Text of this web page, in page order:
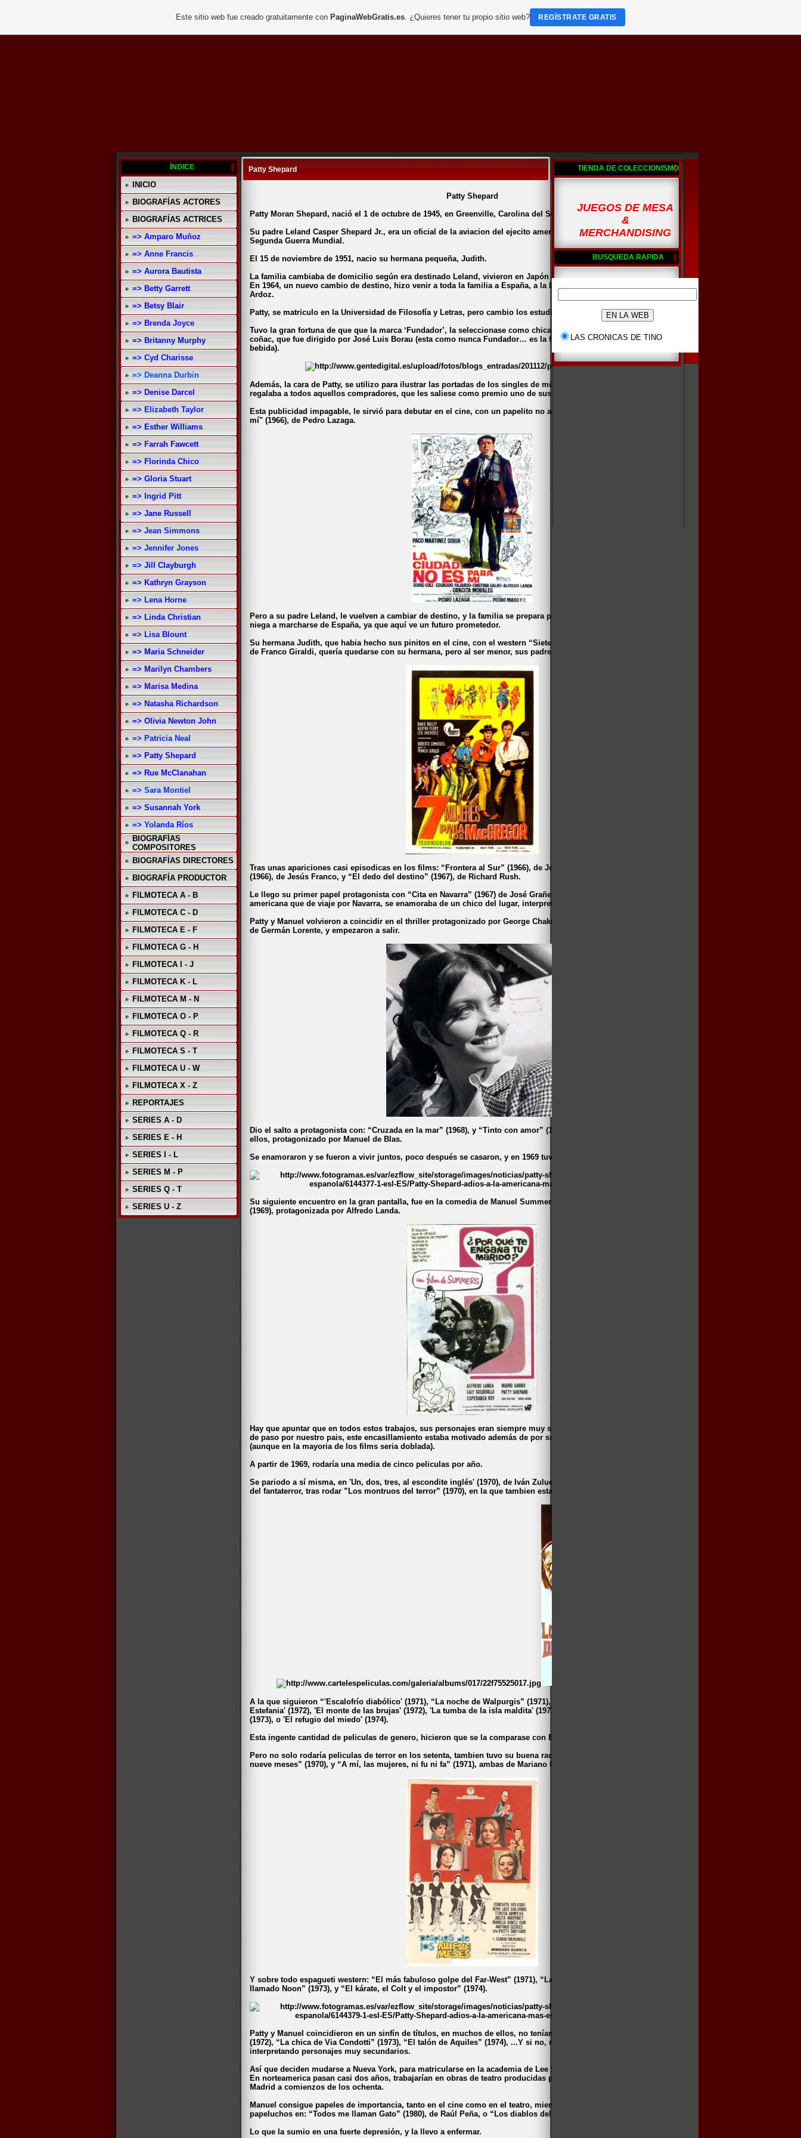
ÍNDICE
INICIO
BIOGRAFÍAS ACTORES
BIOGRAFÍAS ACTRICES
=> Amparo Muñoz
=> Anne Francis
=> Aurora Bautista
=> Betty Garrett
=> Betsy Blair
=> Brenda Joyce
=> Britanny Murphy
=> Cyd Charisse
=> Deanna Durbin
=> Denise Darcel
=> Elizabeth Taylor
=> Esther Williams
=> Farrah Fawcett
=> Florinda Chico
=> Gloria Stuart
=> Ingrid Pitt
=> Jane Russell
=> Jean Simmons
=> Jennifer Jones
=> Jill Clayburgh
=> Kathryn Grayson
=> Lena Horne
=> Linda Christian
=> Lisa Blount
=> Maria Schneider
=> Marilyn Chambers
=> Marisa Medina
=> Natasha Richardson
=> Olivia Newton John
=> Patricia Neal
=> Patty Shepard
=> Rue McClanahan
=> Sara Montiel
=> Susannah York
=> Yolanda Ríos
BIOGRAFÍAS
COMPOSITORES
BIOGRAFÍAS DIRECTORES
BIOGRAFÍA PRODUCTOR
FILMOTECA A - B
FILMOTECA C - D
FILMOTECA E - F
FILMOTECA G - H
FILMOTECA I - J
FILMOTECA K - L
FILMOTECA M - N
FILMOTECA O - P
FILMOTECA Q - R
FILMOTECA S - T
FILMOTECA U - W
FILMOTECA X - Z
REPORTAJES
SERIES A - D
SERIES E - H
SERIES I - L
SERIES M - P
SERIES Q - T
SERIES U - Z
Patty Shepard
Patty Shepard
Patty Moran Shepard, nació el 1 de octubre de 1945, en Greenville, Carolina del Sur, USA.
Su padre Leland Casper Shepard Jr., era un oficial de la aviacion del ejecito americano, que habia participado en la
Segunda Guerra Mundial.
El 15 de noviembre de 1951, nacio su hermana pequeña, Judith.
La familia cambiaba de domicilio según era destinado Leland, vivieron en Japón e Inglaterra.
En 1964, un nuevo cambio de destino, hizo venir a toda la familia a España, a la base estadounidense de Torrejón de
Ardoz.
Patty, se matriculo en la Universidad de Filosofía y Letras, pero cambio los estudios por la carrera de modelo.
Tuvo la gran fortuna de que que la marca ‘Fundador’, la seleccionase como chica para un anuncio televisivo de su
coñac, que fue dirigido por José Luis Borau (esta como nunca Fundador… es la frase comercial mas famosa de la
bebida).
Además, la cara de Patty, se utilizo para ilustrar las portadas de los singles de música, que la misma casa Fundador,
regalaba a todos aquellos compradores, que les saliese como premio uno de sus discos, en los tapones del coñac.
Esta publicidad impagable, le sirvió para debutar en el cine, con un papelito no acreditado en "La ciudad no es para
mí" (1966), de Pedro Lazaga.
Pero a su padre Leland, le vuelven a cambiar de destino, y la familia se prepara para una nueva mudanza, Patty se
niega a marcharse de España, ya que aquí ve un futuro prometedor.
Su hermana Judith, que habia hecho sus pinitos en el cine, con el western “Siete mujeres para los Mac Gregor" (1967),
de Franco Giraldi, quería quedarse con su hermana, pero al ser menor, sus padres no la dejaron.
Tras unas apariciones casi episodicas en los films: “Frontera al Sur” (1966), de José Luis Merino, “Lucky el intrépido”
(1966), de Jesús Franco, y “El dedo del destino” (1967), de Richard Rush.
Le llego su primer papel protagonista con “Cita en Navarra” (1967) de José Grañena, donde interpretaba a una turista
americana que de viaje por Navarra, se enamoraba de un chico del lugar, interpretado por Manuel de Blas.
Patty y Manuel volvieron a coincidir en el thriller protagonizado por George Chakiris, “Sharon vestida de rojo” (1968),
de Germán Lorente, y empezaron a salir.
Dio el salto a protagonista con: “Cruzada en la mar” (1968), y “Tinto con amor” (1968), films romanticos, el primero de
ellos, protagonizado por Manuel de Blas.
Se enamoraron y se fueron a vivir juntos, poco después se casaron, y en 1969 tuvieron un hijo, David.
Su siguiente encuentro en la gran pantalla, fue en la comedia de Manuel Summers, ¿Por qué te engaña tu marido?
(1969), protagonizada por Alfredo Landa.
Hay que apuntar que en todos estos trabajos, sus personajes eran siempre muy similares, de extranjera que vive, o esta
de paso por nuestro pais, este encasillamiento estaba motivado además de por su físico, por su fuerte acento yanqui
(aunque en la mayoria de los films seria doblada).
A partir de 1969, rodaría una media de cinco peliculas por año.
Se pariodo a sí misma, en 'Un, dos, tres, al escondite inglés' (1970), de Iván Zulueta, antes de convertirse en una musa
del fantaterror, tras rodar ”Los montruos del terror” (1970), en la que tambien estaba su esposo.
A la que siguieron “'Escalofrío diabólico' (1971), “La noche de Walpurgis” (1971), 'Sumario sangriento de la pequeña
Estefania' (1972), 'El monte de las brujas' (1972), 'La tumba de la isla maldita' (1973), “El asesino está entre los trece”
(1973), o 'El refugio del miedo' (1974).
Esta ingente cantidad de peliculas de genero, hicieron que se la comparase con Barbara Steele.
Pero no solo rodaría peliculas de terror en los setenta, tambien tuvo su buena racha de films comicos: “Después de los
nueve meses” (1970), y “A mí, las mujeres, ni fu ni fa” (1971), ambas de Mariano Ozores.
Y sobre todo espagueti western: “El más fabuloso golpe del Far-West” (1971), “Las petroleras” (1971), “Un hombre
llamado Noon” (1973), y “El kárate, el Colt y el impostor” (1974).
Patty y Manuel coincidieron en un sinfín de títulos, en muchos de ellos, no tenían escenas conjuntas: “Timanfaya”
(1972), “La chica de Via Condotti” (1973), “El talón de Aquiles” (1974), ...Y si no, nos enfadamos (1974), pero seguian
interpretando personajes muy secundarios.
Así que deciden mudarse a Nueva York, para matricularse en la academia de Lee Strasberg.
En norteamerica pasan casi dos años, trabajarían en obras de teatro producidas por la propia escuela, y vuelven a
Madrid a comienzos de los ochenta.
Manuel consigue papeles de importancia, tanto en el cine como en el teatro, mientras que a Patty solo le ofrecen
papeluchos en: “Todos me llaman Gato” (1980), de Raúl Peña, o “Los diablos del mar” (1982), de Juan Piquer Simón.
Lo que la sumio en una fuerte depresión, y la llevo a enfermar.
TIENDA DE COLECCIONISMO
JUEGOS DE MESA
&
MERCHANDISING
BUSQUEDA RAPIDA
LAS CRONICAS DE TINO
Este sitio web fue creado gratuitamente con PaginaWebGratis.es. ¿Quieres tener tu propio sitio web? REGÍSTRATE GRATIS